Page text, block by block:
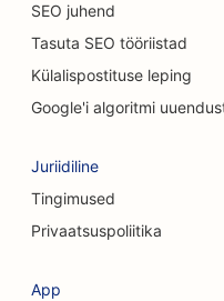
SEO kassikohvikutele
SEO
SEO
SEO kosmeetiliste
SEO juhend
Tasuta SEO tööriistad
Külalispostituse leping
Google'i algoritmi
Juriidiline
Tingimused
Privaatsuspoliitika
App